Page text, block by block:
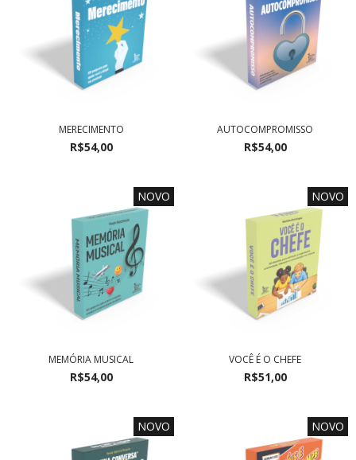
MERECIMENTO
R$54,00
AUTOCOMPROMISSO
R$54,00
NOVO
MEMÓRIA MUSICAL
R$54,00
NOVO
VOCÊ É O CHEFE
R$51,00
NOVO NOVO